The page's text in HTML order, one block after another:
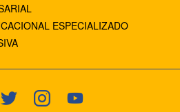
ESPECIALIZADO